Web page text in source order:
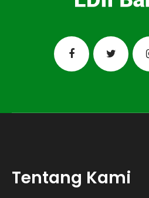
Tentang Kami